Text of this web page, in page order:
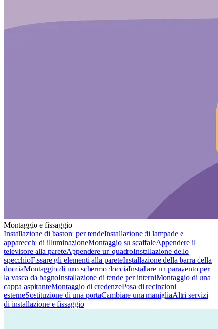
Montaggio e fissaggio
Installazione di bastoni per tendeInstallazione di lampade e
apparecchi di illuminazioneMontaggio su scaffaleAppendere il
televisore alla pareteAppendere un quadroInstallazione dello
specchioFissare gli elementi alla pareteInstallazione della barra della
docciaMontaggio di uno schermo docciaInstallare un paravento per
la vasca da bagnoInstallazione di tende per interniMontaggio di una
cappa aspiranteMontaggio di credenzePosa di recinzioni
esterneSostituzione di una portaCambiare una manigliaAltri servizi
di installazione e fissaggio